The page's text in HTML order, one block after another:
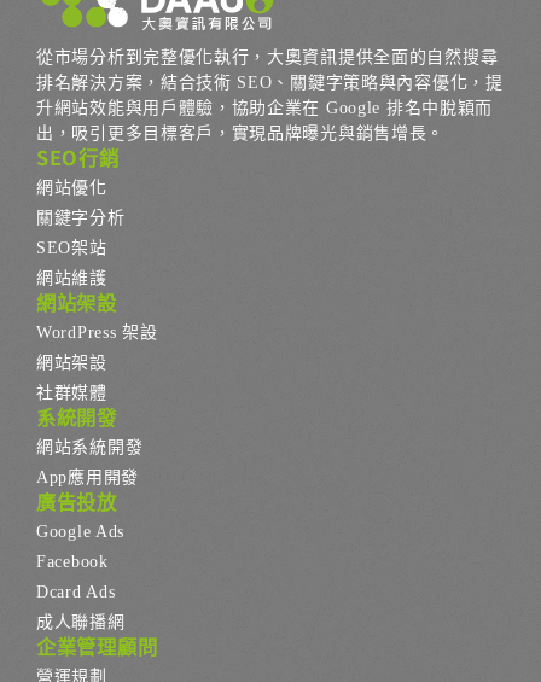
從市場分析到完整優化執行，大奧資訊提供全面的自然搜尋
排名解決方案，結合技術 SEO、關鍵字策略與內容優化，提
升網站效能與用戶體驗，協助企業在 Google 排名中脫穎而
出，吸引更多目標客戶，實現品牌曝光與銷售增長。
SEO行銷
網站優化
關鍵字分析
SEO架站
網站維護
網站架設
WordPress 架設
網站架設
社群媒體
系統開發
網站系統開發
App應用開發
廣告投放
Google Ads
Facebook
Dcard Ads
成人聯播網
企業管理顧問
營運規劃